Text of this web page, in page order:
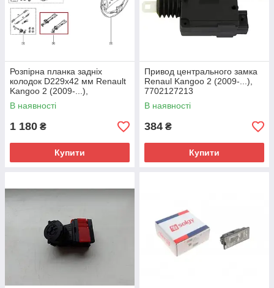
Розпірна планка задніх
колодок D229х42 мм Renault
Kangoo 2 (2009-...),
7701208061, 431071
В наявності
1 180 ₴
Купити
Привод центрального замка
Renaul Kangoo 2 (2009-...),
7702127213
В наявності
384 ₴
Купити